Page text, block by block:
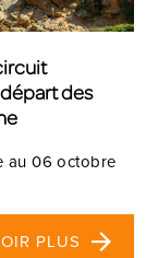
des
au 06 octobre
PLUS